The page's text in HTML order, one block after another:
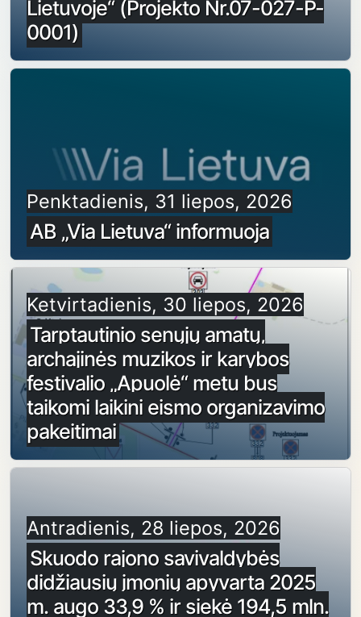
Lietuvoje“ (Projekto Nr.07-027-P-
0001)
Penktadienis, 31 liepos, 2026
AB „Via Lietuva“ informuoja
Ketvirtadienis, 30 liepos, 2026
Tarptautinio senųjų amatų,
archajinės muzikos ir karybos
festivalio „Apuolė“ metu bus
taikomi laikini eismo organizavimo
pakeitimai
Antradienis, 28 liepos, 2026
Skuodo rajono savivaldybės
didžiausių įmonių apyvarta 2025
m. augo 33,9 % ir siekė 194,5 mln.